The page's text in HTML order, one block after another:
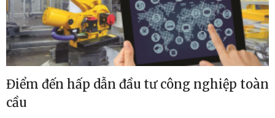
Điểm đến hấp dẫn đầu tư công nghiệp toàn
cầu